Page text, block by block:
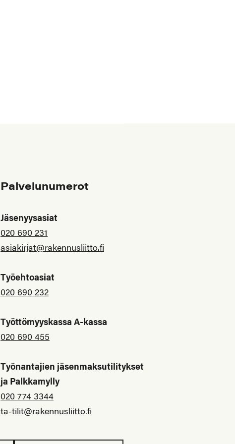
Palvelunumerot
Jäsenyysasiat
020 690 231
asiakirjat@rakennusliitto.fi
Työehtoasiat
020 690 232
Työttömyyskassa A-kassa
020 690 455
Työnantajien jäsenmaksutilitykset
ja Palkkamylly
020 774 3344
ta-tilit@rakennusliitto.fi